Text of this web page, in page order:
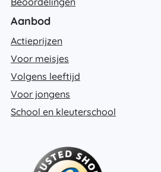
Aanbod
Actieprijzen
Voor meisjes
Volgens leeftijd
Voor jongens
School en kleuterschool